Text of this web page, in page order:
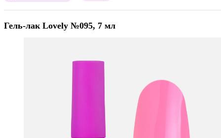
Гель-лак Lovely №095, 7 мл